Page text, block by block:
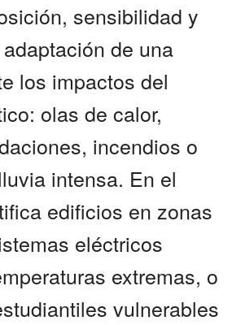
sensibilidad y
de una
los impactos del
olas de calor,
incendios o
intensa. En el
edificios en zonas
eléctricos
extremas, o
vulnerables